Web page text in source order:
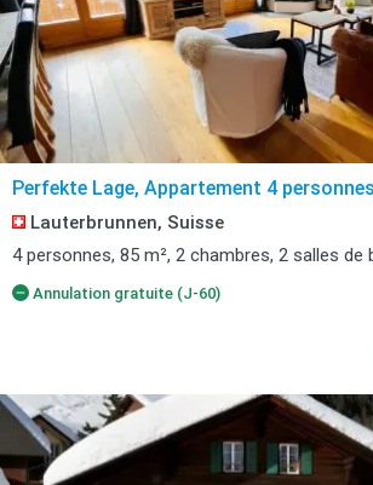
Perfekte Lage, Appartement 4
Lauterbrunnen, Suisse
4 personnes, 85 m², 2 chambres, 2 salles de
Annulation gratuite (J-60)